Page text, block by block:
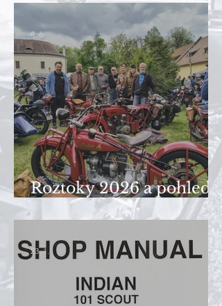
Roztoky 2026 a pohled
Honzy Peštála
4. 6.
23. 1.